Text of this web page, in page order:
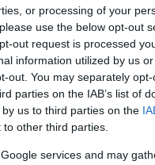
or processing of your
use the below opt-out
out request is processed
information utilized by us
out. You may separately
parties on the IAB’s list of
us to third parties on the
other third parties.
services and may
tovább
Manó Házban
tárlat- és
könyvbemutatóval,
vár a Mai Manó
tovább